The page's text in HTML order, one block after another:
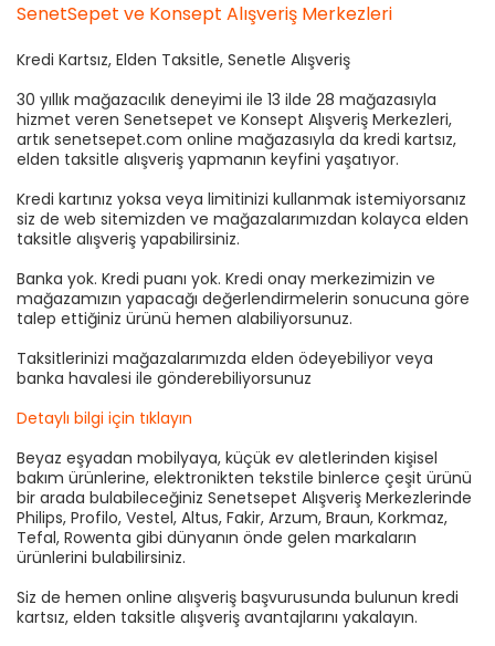
SenetSepet ve Konsept Alışveriş Merkezleri
Kredi Kartsız, Elden Taksitle, Senetle Alışveriş
30 yıllık mağazacılık deneyimi ile 13 ilde 28 mağazasıyla
hizmet veren Senetsepet ve Konsept Alışveriş Merkezleri,
artık senetsepet.com online mağazasıyla da kredi kartsız,
elden taksitle alışveriş yapmanın keyfini yaşatıyor.
Kredi kartınız yoksa veya limitinizi kullanmak istemiyorsanız
siz de web sitemizden ve mağazalarımızdan kolayca elden
taksitle alışveriş yapabilirsiniz.
Banka yok. Kredi puanı yok. Kredi onay merkezimizin ve
mağazamızın yapacağı değerlendirmelerin sonucuna göre
talep ettiğiniz ürünü hemen alabiliyorsunuz.
Taksitlerinizi mağazalarımızda elden ödeyebiliyor veya
banka havalesi ile gönderebiliyorsunuz
Detaylı bilgi için tıklayın
Beyaz eşyadan mobilyaya, küçük ev aletlerinden kişisel
bakım ürünlerine, elektronikten tekstile binlerce çeşit ürünü
bir arada bulabileceğiniz Senetsepet Alışveriş Merkezlerinde
Philips, Profilo, Vestel, Altus, Fakir, Arzum, Braun, Korkmaz,
Tefal, Rowenta gibi dünyanın önde gelen markaların
ürünlerini bulabilirsiniz.
Siz de hemen online alışveriş başvurusunda bulunun kredi
kartsız, elden taksitle alışveriş avantajlarını yakalayın.